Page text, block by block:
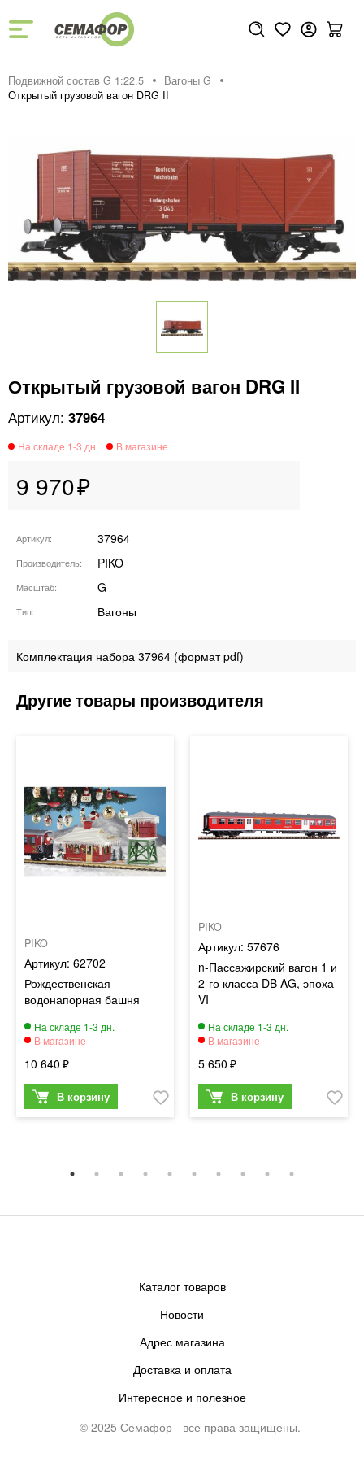
Подвижной состав G 1:22,5
Вагоны G
Открытый грузовой вагон DRG II
Открытый грузовой вагон DRG II
37964
9 970
Артикул 37964
Производитель PIKO
Масштаб G
Тип Вагоны
Комплектация набора 37964 (формат pdf)
PIKO
62702
Рождественская
водонапорная башня
10 640
PIKO
57676
n-Пассажирский вагон 1 и
2-го класса DB AG, эпоха
VI
5 650
Каталог товаров
Новости
Адрес магазина
Доставка и оплата
Интересное и полезное
© 2025 Семафор - все права защищены.